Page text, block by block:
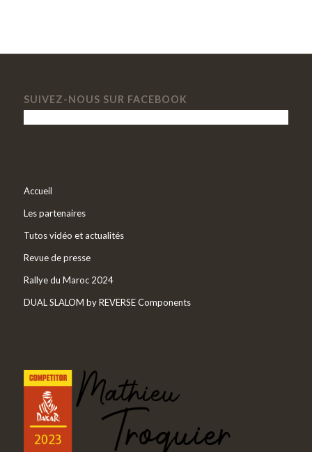
SUIVEZ-NOUS SUR FACEBOOK
Accueil
Les partenaires
Tutos vidéo et actualités
Revue de presse
Rallye du Maroc 2024
DUAL SLALOM by REVERSE Components